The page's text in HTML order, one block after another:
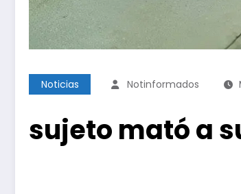
Noticias Notinformados
sujeto mató a